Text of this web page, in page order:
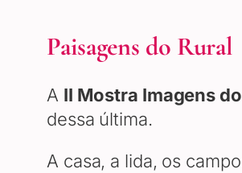
Paisagens do Rural
A II Mostra Imagens
dessa última.
A casa, a lida, os